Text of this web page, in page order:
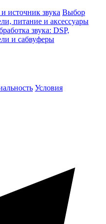
источник звука Выбор
питание и аксессуары
звука: DSP,
и сабвуферы
Условия